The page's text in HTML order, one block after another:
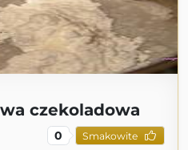
czekoladowa
0 Smakowite